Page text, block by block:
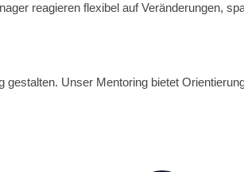
reagieren flexibel auf Veränderungen,
gestalten. Unser Mentoring bietet